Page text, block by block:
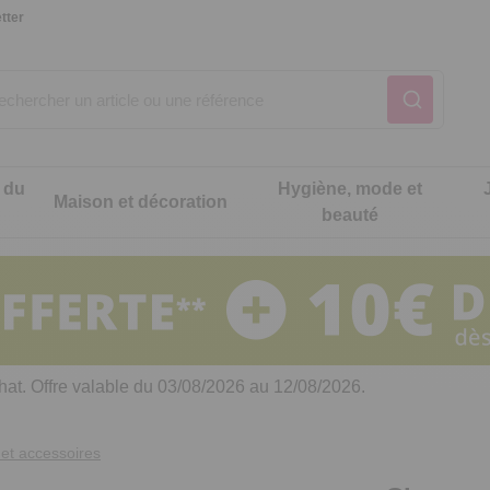
cuisine
de cuisine malins
Notre produit du
Notre produit du
Maison et décoration
Notre produit du
Hygiène, mode et
beauté
intimité
Notre produit du
Notre produit du
Notre produit du
Offre valable du 03/08/2026 au 12/08/2026.
accessoires